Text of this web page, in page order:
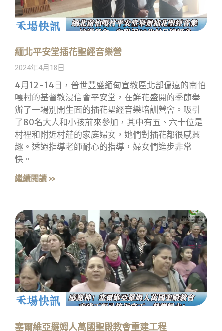
緬北平安堂插花聖經音樂營
2024年4月18日
4月12-14日，普世豐盛緬甸宣教區北部偏遠的南怕
嘎村的基督教浸信會平安堂，在鮮花盛開的季節舉
辦了一場別開生面的插花聖經音樂培訓營會。吸引
了80名大人和小孩前來參加，其中有五、六十位是
村裡和附近村莊的家庭婦女，她們對插花都很感興
趣。透過指導老師耐心的指導，婦女們進步非常
快。
繼續閱讀 »
塞爾維亞羅姆人萬國聖殿教會重建工程